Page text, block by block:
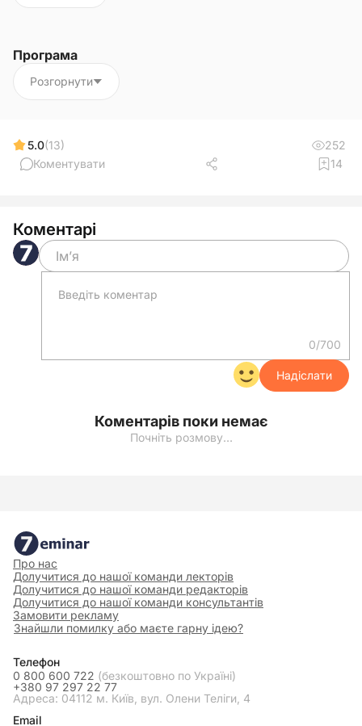
Програма
Розгорнути
5.0(13)
252
Коментувати
14
Коментарі
0/700
Надіслати
Коментарів поки немає
Почніть розмову…
Про нас
Долучитися до нашої команди лекторів
Долучитися до нашої команди редакторів
Долучитися до нашої команди консультантів
Замовити рекламу
Знайшли помилку або маєте гарну ідею?
Телефон
0 800 600 722 (безкоштовно по Україні)
+380 97 297 22 77
Адреса: 04112 м. Київ, вул. Олени Теліги, 4
Email